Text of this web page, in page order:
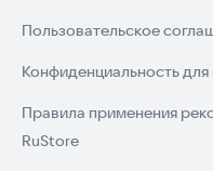
Пользовательское
Конфиденциальность
Правила применения
RuStore